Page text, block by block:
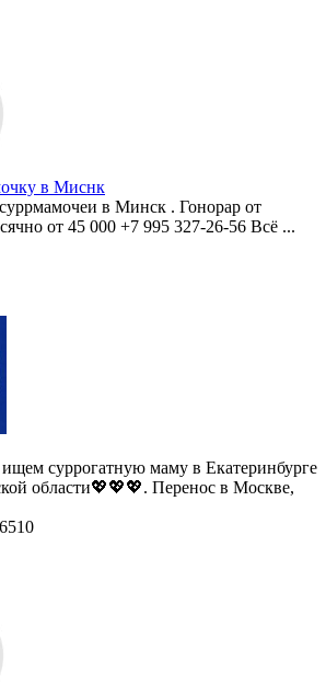
в Миснк
в Минск . Гонорар от
от 45 000 +7 995 327-26-56 Всё ...
суррогатную маму в Екатеринбурге
области💖💖💖. Перенос в Москве,